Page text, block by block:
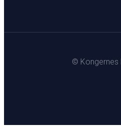
© Kongernes